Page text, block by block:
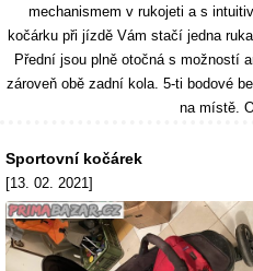
mechanismem v rukojeti a s
kočárku při jízdě Vám stačí jedna
Přední jsou plně otočná s možností
zároveň obě zadní kola. 5-ti bodové
na místě.
Sportovní kočárek
[13. 02. 2021]